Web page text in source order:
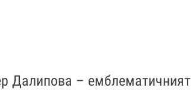
Далипова – емблематичният